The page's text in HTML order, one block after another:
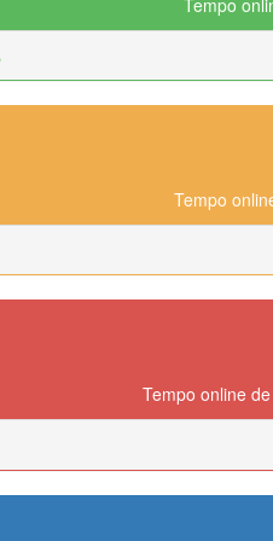
Tempo
Tempo online